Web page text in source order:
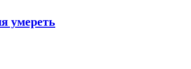
умереть